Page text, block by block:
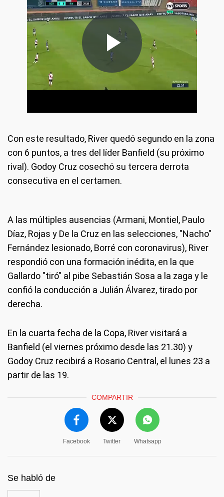
Con este resultado, River quedó segundo en la zona
con 6 puntos, a tres del líder Banfield (su próximo
rival). Godoy Cruz cosechó su tercera derrota
consecutiva en el certamen.
A las múltiples ausencias (Armani, Montiel, Paulo
Díaz, Rojas y De la Cruz en las selecciones, "Nacho"
Fernández lesionado, Borré con coronavirus), River
respondió con una formación inédita, en la que
Gallardo "tiró" al pibe Sebastián Sosa a la zaga y le
confió la conducción a Julián Álvarez, tirado por
derecha.
En la cuarta fecha de la Copa, River visitará a
Banfield (el viernes próximo desde las 21.30) y
Godoy Cruz recibirá a Rosario Central, el lunes 23 a
partir de las 19.
COMPARTIR
Facebook Twitter Whatsapp
Se habló de